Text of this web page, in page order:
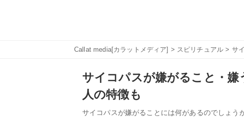
Callat media[カラットメディア] > スピリチュアル > サ
サイコパスが嫌がること・
人の特徴も
サイコパスが嫌がることには何があるのでしょう